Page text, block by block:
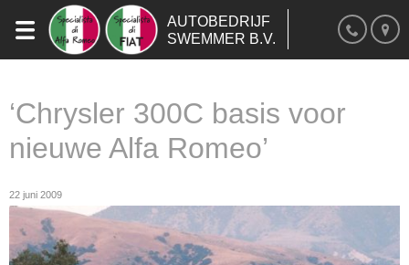
AUTOBEDRIJF
SWEMMER B.V.
‘Chrysler 300C basis voor
nieuwe Alfa Romeo’
22 juni 2009